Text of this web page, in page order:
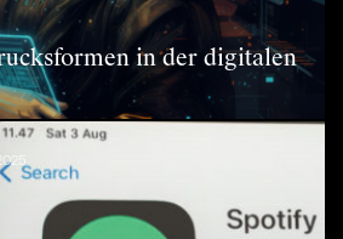
in der digitalen